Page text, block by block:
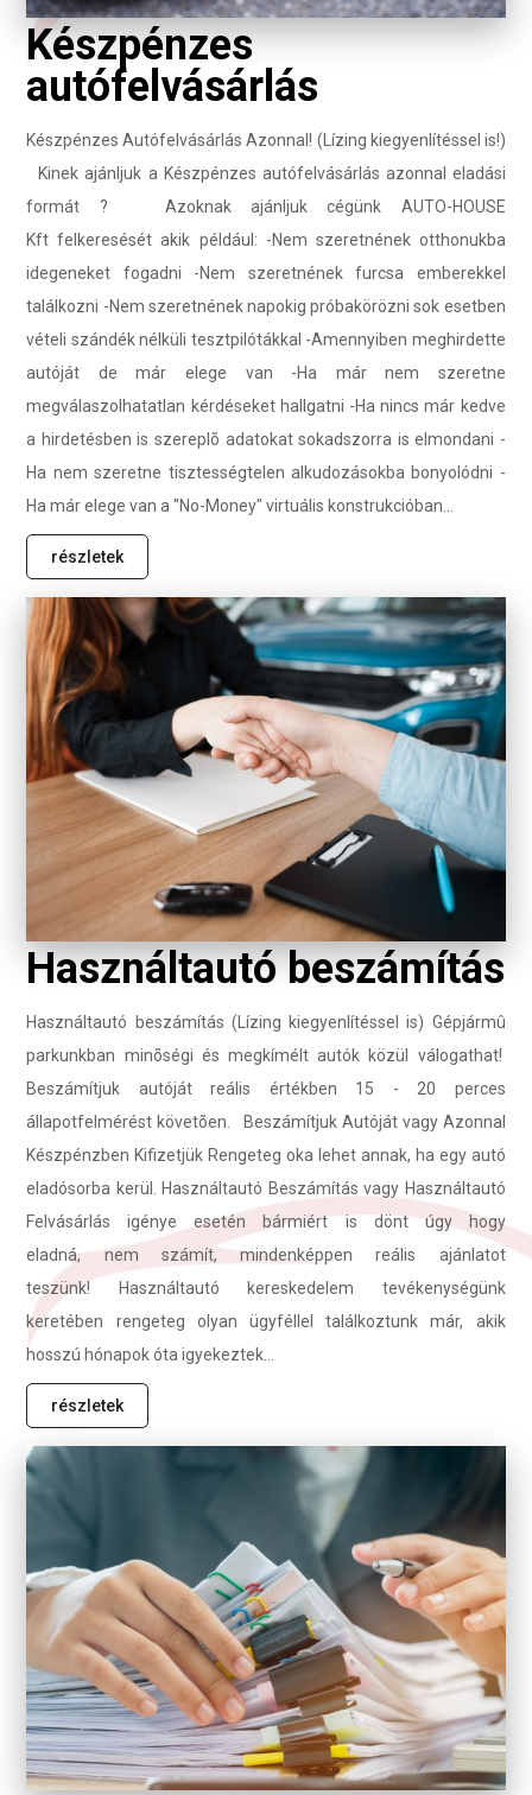
Készpénzes
autófelvásárlás
Készpénzes Autófelvásárlás Azonnal! (Lízing kiegyenlítéssel is!)
Kinek ajánljuk a Készpénzes autófelvásárlás azonnal eladási
formát ? Azoknak ajánljuk cégünk AUTO-HOUSE
Kft felkeresését akik például: -Nem szeretnének otthonukba
idegeneket fogadni -Nem szeretnének furcsa emberekkel
találkozni -Nem szeretnének napokig próbakörözni sok esetben
vételi szándék nélküli tesztpilótákkal -Amennyiben meghirdette
autóját de már elege van -Ha már nem szeretne
megválaszolhatatlan kérdéseket hallgatni -Ha nincs már kedve
a hirdetésben is szereplõ adatokat sokadszorra is elmondani -
Ha nem szeretne tisztességtelen alkudozásokba bonyolódni -
Ha már elege van a ''No-Money" virtuális konstrukcióban...
részletek
Használtautó beszámítás
Használtautó beszámítás (Lízing kiegyenlítéssel is) Gépjármû
parkunkban minõségi és megkímélt autók közül válogathat!
Beszámítjuk autóját reális értékben 15 - 20 perces
állapotfelmérést követõen. Beszámítjuk Autóját vagy Azonnal
Készpénzben Kifizetjük Rengeteg oka lehet annak, ha egy autó
eladósorba kerül. Használtautó Beszámítás vagy Használtautó
Felvásárlás igénye esetén bármiért is dönt úgy hogy
eladná, nem számít, mindenképpen reális ajánlatot
teszünk! Használtautó kereskedelem tevékenységünk
keretében rengeteg olyan ügyféllel találkoztunk már, akik
hosszú hónapok óta igyekeztek...
részletek